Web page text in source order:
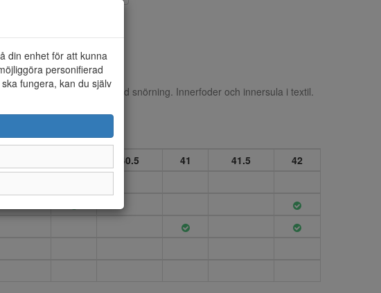
Low sneaker i syntet med snörning. Innerfoder och innersula i textil.
40.5 41 41.5
42
din enhet för att kunna
personifierad
fungera, kan du själv